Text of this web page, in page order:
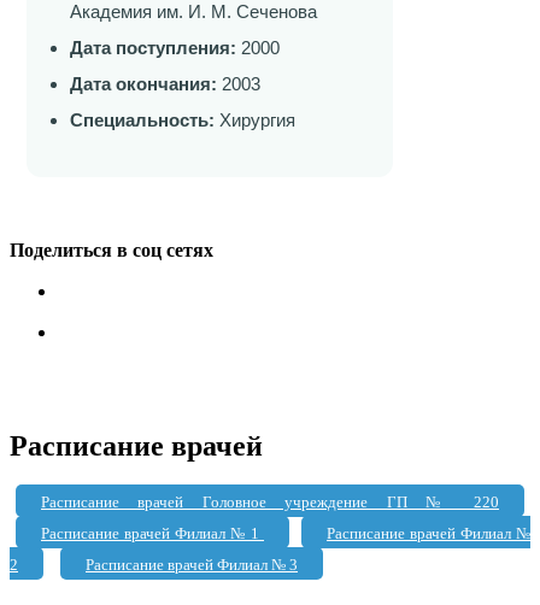
Академия им. И. М. Сеченова
Дата поступления: 2000
Дата окончания: 2003
Специальность: Хирургия
Поделиться в соц сетях
Расписание врачей
Расписание врачей Головное учреждение ГП № 220
Расписание врачей Филиал № 1
Расписание врачей Филиал №
2
Расписание врачей Филиал № 3